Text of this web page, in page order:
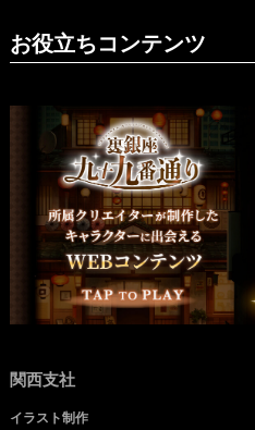
お役立ちコンテンツ
関西支社
イラスト制作